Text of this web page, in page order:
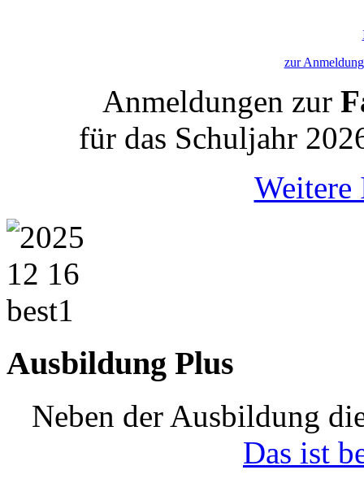
zur
Anmeldungen zur
für das Schuljahr
Weitere
Ausbildung Plus
Neben der Ausbildung
Das ist